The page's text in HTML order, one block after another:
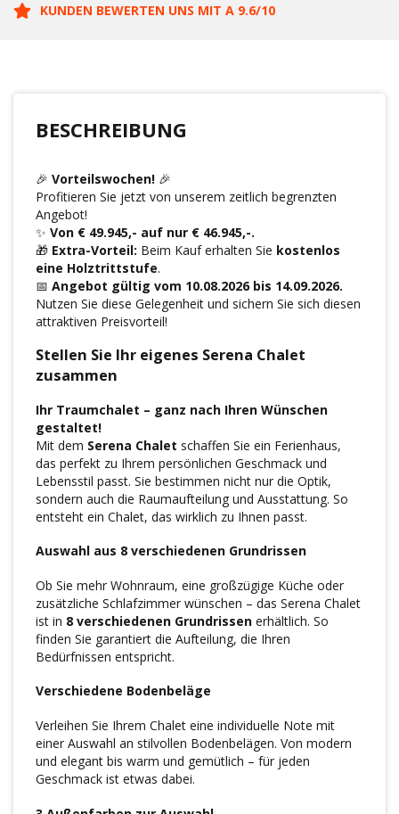
KUNDEN BEWERTEN UNS MIT A 9.6/10
BESCHREIBUNG
🎉 Vorteilswochen! 🎉
Profitieren Sie jetzt von unserem zeitlich begrenzten
Angebot!
✨ Von € 49.945,- auf nur € 46.945,-.
🎁 Extra-Vorteil: Beim Kauf erhalten Sie kostenlos
eine Holztrittstufe.
📅 Angebot gültig vom 10.08.2026 bis 14.09.2026.
Nutzen Sie diese Gelegenheit und sichern Sie sich diesen
attraktiven Preisvorteil!
Stellen Sie Ihr eigenes Serena Chalet
zusammen
Ihr Traumchalet – ganz nach Ihren Wünschen
gestaltet!
Mit dem Serena Chalet schaffen Sie ein Ferienhaus,
das perfekt zu Ihrem persönlichen Geschmack und
Lebensstil passt. Sie bestimmen nicht nur die Optik,
sondern auch die Raumaufteilung und Ausstattung. So
entsteht ein Chalet, das wirklich zu Ihnen passt.
Auswahl aus 8 verschiedenen Grundrissen
Ob Sie mehr Wohnraum, eine großzügige Küche oder
zusätzliche Schlafzimmer wünschen – das Serena Chalet
ist in 8 verschiedenen Grundrissen erhältlich. So
finden Sie garantiert die Aufteilung, die Ihren
Bedürfnissen entspricht.
Verschiedene Bodenbeläge
Verleihen Sie Ihrem Chalet eine individuelle Note mit
einer Auswahl an stilvollen Bodenbelägen. Von modern
und elegant bis warm und gemütlich – für jeden
Geschmack ist etwas dabei.